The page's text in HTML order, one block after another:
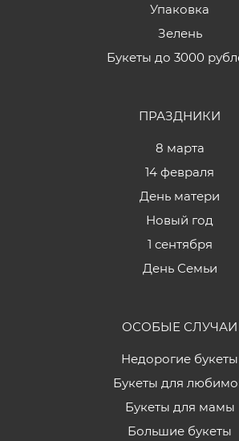
Упаковка
Зелень
Букеты до 3000
ПРАЗДНИКИ
8 марта
14 февраля
День матери
Новый год
1 сентября
День Семьи
ОСОБЫЕ СЛУЧАИ
Недорогие букеты
Букеты для
Букеты для мамы
Большие букеты